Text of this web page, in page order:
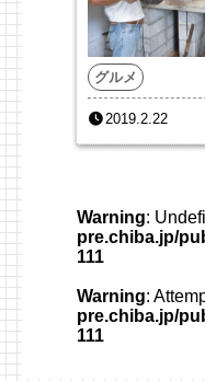
グルメ
2019.2.22
Warning:
pre.chiba.jp/
111
Warning:
pre.chiba.jp/
111